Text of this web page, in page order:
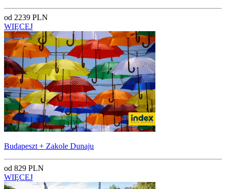
od 2239 PLN
WIĘCEJ
Budapeszt + Zakole Dunaju
od 829 PLN
WIĘCEJ